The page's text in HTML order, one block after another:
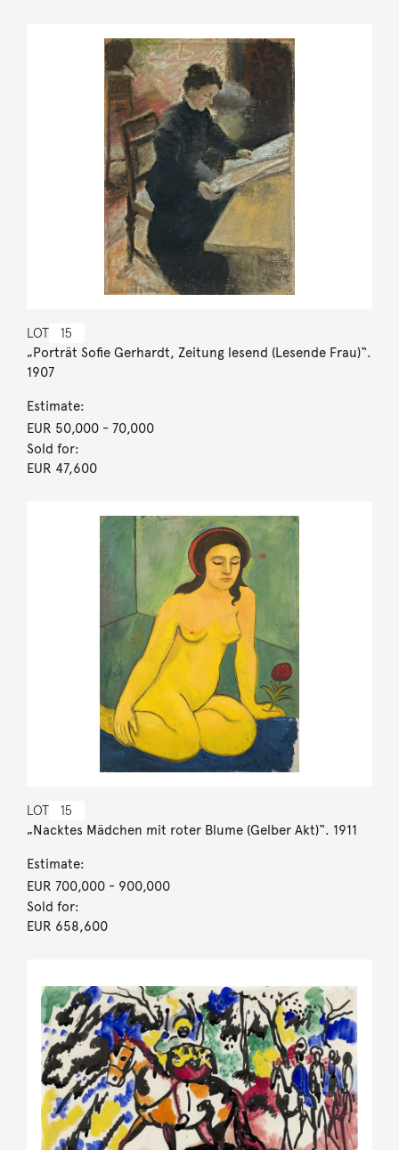
LOT 15
„Porträt Sofie Gerhardt, Zeitung lesend (Lesende Frau)“.
1907
Estimate:
EUR 50,000- 70,000
Sold for:
EUR 47,600
LOT 15
„Nacktes Mädchen mit roter Blume (Gelber Akt)“. 1911
Estimate:
EUR 700,000- 900,000
Sold for:
EUR 658,600